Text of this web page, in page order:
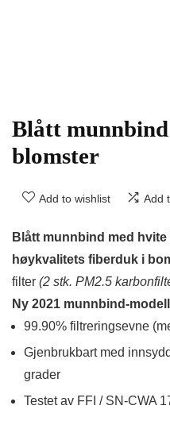
Blått
blomster
Add to wishlist Add
Blått munnbind med
høykvalitets fiberduk i
filter (2 stk. PM2.5
Ny 2021 munnbind-
99.90% filtreringsevne
Gjenbrukbart med
grader
Testet av FFI / SN-CWA